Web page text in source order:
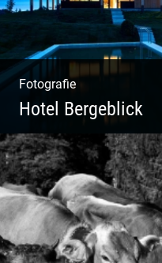
Fotografie
Hotel Bergeblick
Wunderbare
Design – eine Oase
Entspannung.